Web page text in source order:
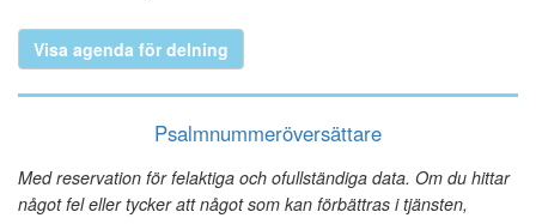
Visa agenda för delning
Psalmnummeröversättare
Med reservation för felaktiga och ofullständiga data. Om du hittar
något fel eller tycker att något som kan förbättras i tjänsten,